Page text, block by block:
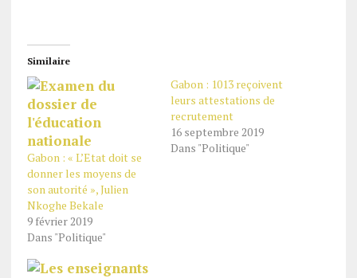
Similaire
Gabon : « L’Etat doit se
donner les moyens de
son autorité », Julien
Nkoghe Bekale
9 février 2019
Dans "Politique"
Gabon : 1013 reçoivent
leurs attestations de
recrutement
16 septembre 2019
Dans "Politique"